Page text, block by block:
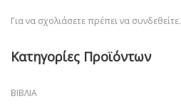
Για να σχολιάσετε πρέπει να συνδεθείτε.
Κατηγορίες Προϊόντων
ΒΙΒΛΊΑ